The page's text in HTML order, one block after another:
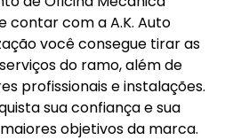
contar com a A.K. Auto
você consegue tirar as
do ramo, além de
profissionais e instalações.
sua confiança e sua
objetivos da marca.